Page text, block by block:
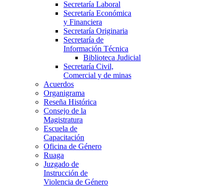
Secretaría Laboral
Secretaría Económica
y Financiera
Secretaría Originaria
Secretaría de
Información Técnica
Biblioteca Judicial
Secretaría Civil,
Comercial y de minas
Acuerdos
Organigrama
Reseña Histórica
Consejo de la
Magistratura
Escuela de
Capacitación
Oficina de Género
Ruaga
Juzgado de
Instrucción de
Violencia de Género